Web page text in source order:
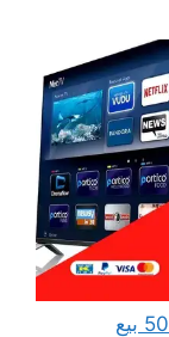
بيع تلفزيونات شاشات الكويت 50050623 بيع